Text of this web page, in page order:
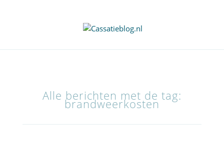
Alle berichten met de tag:
brandweerkosten